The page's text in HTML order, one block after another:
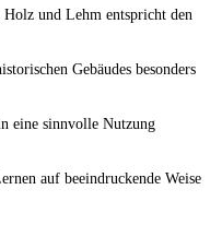
Holz und Lehm entspricht den
Gebäudes besonders
eine sinnvolle Nutzung
auf beeindruckende Weise